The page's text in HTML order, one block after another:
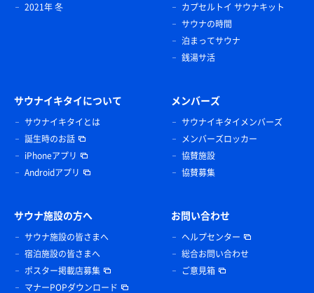
2021年 冬
カプセルトイ サウナキット
サウナの時間
泊まってサウナ
銭湯サ活
サウナイキタイについて
サウナイキタイとは
誕生時のお話
iPhoneアプリ
Androidアプリ
メンバーズ
サウナイキタイメンバーズ
メンバーズロッカー
協賛施設
協賛募集
サウナ施設の方へ
サウナ施設の皆さまへ
宿泊施設の皆さまへ
ポスター掲載店募集
マナーPOPダウンロード
お問い合わせ
ヘルプセンター
総合お問い合わせ
ご意見箱